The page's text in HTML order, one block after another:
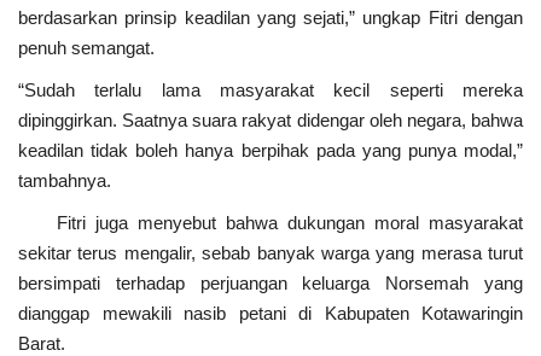
berdasarkan prinsip keadilan yang sejati,” ungkap Fitri dengan
penuh semangat.
“Sudah terlalu lama masyarakat kecil seperti mereka
dipinggirkan. Saatnya suara rakyat didengar oleh negara, bahwa
keadilan tidak boleh hanya berpihak pada yang punya modal,”
tambahnya.
Fitri juga menyebut bahwa dukungan moral masyarakat
sekitar terus mengalir, sebab banyak warga yang merasa turut
bersimpati terhadap perjuangan keluarga Norsemah yang
dianggap mewakili nasib petani di Kabupaten Kotawaringin
Barat.